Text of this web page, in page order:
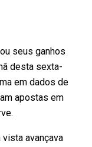
seus ganhos
desta sexta-
em dados de
apostas em
avançava